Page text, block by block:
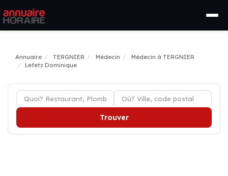
Annuaire TERGNIER Médecin
Médecin à TERGNIER
Lefetz Dominique
Trouver